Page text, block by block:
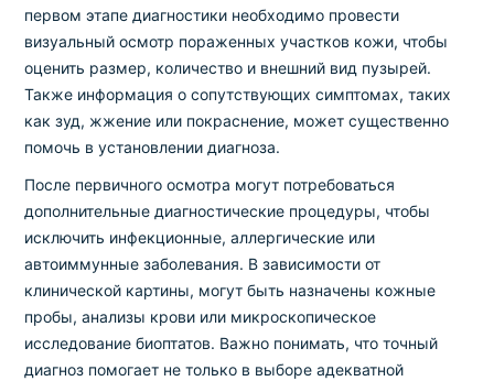
первом этапе диагностики необходимо провести
визуальный осмотр пораженных участков кожи, чтобы
оценить размер, количество и внешний вид пузырей.
Также информация о сопутствующих симптомах, таких
как зуд, жжение или покраснение, может существенно
помочь в установлении диагноза.
После первичного осмотра могут потребоваться
дополнительные диагностические процедуры, чтобы
исключить инфекционные, аллергические или
автоиммунные заболевания. В зависимости от
клинической картины, могут быть назначены кожные
пробы, анализы крови или микроскопическое
исследование биоптатов. Важно понимать, что точный
диагноз помогает не только в выборе адекватной